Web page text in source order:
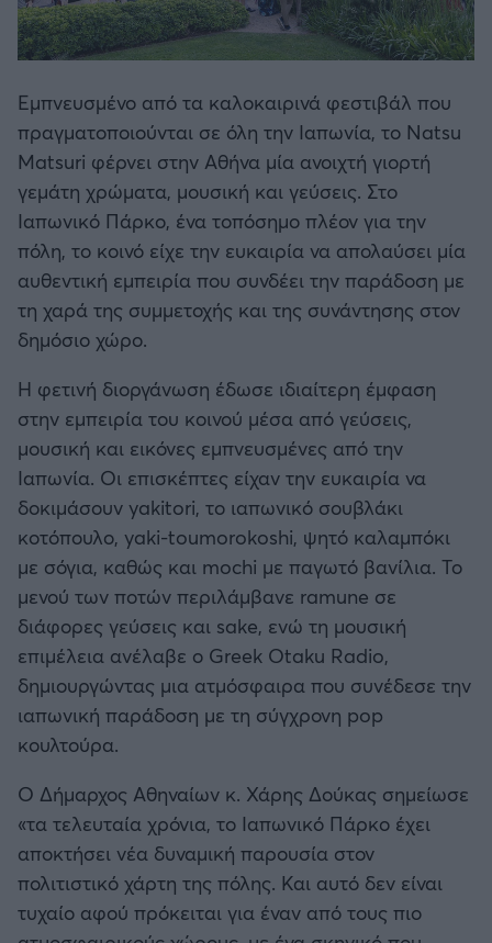
Άρσεναλ
Μίλαν
Ίντερ
Μπάγερν Μονάχου
Παρί Σεν Ζερμέν
Εμπνευσμένο από τα καλοκαιρινά φεστιβάλ που
πραγματοποιούνται σε όλη την Ιαπωνία, το Natsu
Matsuri φέρνει στην Αθήνα μία ανοιχτή γιορτή
γεμάτη χρώματα, μουσική και γεύσεις. Στο
Ιαπωνικό Πάρκο, ένα τοπόσημο πλέον για την
πόλη, το κοινό είχε την ευκαιρία να απολαύσει μία
αυθεντική εμπειρία που συνδέει την παράδοση με
τη χαρά της συμμετοχής και της συνάντησης στον
δημόσιο χώρο.
Η φετινή διοργάνωση έδωσε ιδιαίτερη έμφαση
στην εμπειρία του κοινού μέσα από γεύσεις,
μουσική και εικόνες εμπνευσμένες από την
Ιαπωνία. Οι επισκέπτες είχαν την ευκαιρία να
δοκιμάσουν yakitori, το ιαπωνικό σουβλάκι
κοτόπουλο, yaki-toumorokoshi, ψητό καλαμπόκι
με σόγια, καθώς και mochi με παγωτό βανίλια. Το
μενού των ποτών περιλάμβανε ramune σε
διάφορες γεύσεις και sake, ενώ τη μουσική
επιμέλεια ανέλαβε ο Greek Otaku Radio,
δημιουργώντας μια ατμόσφαιρα που συνέδεσε την
ιαπωνική παράδοση με τη σύγχρονη pop
κουλτούρα.
Ο Δήμαρχος Αθηναίων κ. Χάρης Δούκας σημείωσε
«τα τελευταία χρόνια, το Ιαπωνικό Πάρκο έχει
αποκτήσει νέα δυναμική παρουσία στον
πολιτιστικό χάρτη της πόλης. Και αυτό δεν είναι
τυχαίο αφού πρόκειται για έναν από τους πιο